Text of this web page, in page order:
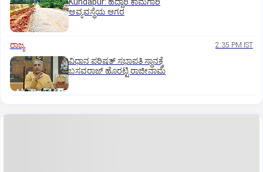
ಅವ್ಯವಸ್ಥೆಯ ಆಗರ
ರಾಜ್ಯ 2:35 PM IST
ವಿಧಾನ ಪರಿಷತ್ ಸಭಾಪತಿ ಸ್ಥಾನಕ್ಕೆ
ಬಸವರಾಜ್ ಹೊರಟ್ಟಿ ರಾಜೀನಾಮೆ